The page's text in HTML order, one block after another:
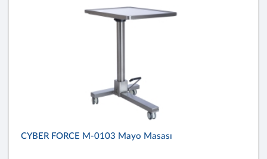
CYBER FORCE M-0103 Mayo Masası